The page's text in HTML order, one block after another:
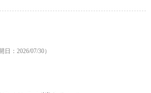
日：2026/07/30）